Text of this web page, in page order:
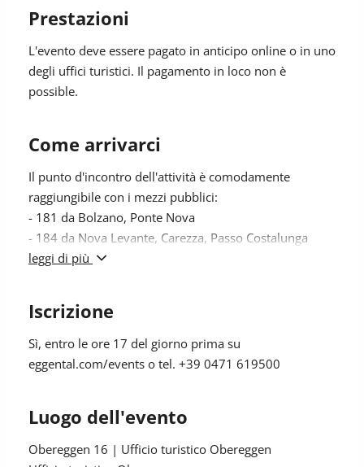
Prestazioni
L'evento deve essere pagato in anticipo online o in uno
degli uffici turistici. Il pagamento in loco non è
possible.
Come arrivarci
Il punto d'incontro dell'attività è comodamente
raggiungibile con i mezzi pubblici:
- 181 da Bolzano, Ponte Nova
- 184 da Nova Levante, Carezza, Passo Costalunga
- 184 da Pietralba, Monte San Pietro, Nova Ponente,
cambio linea 181 o 184
Fermata: Obereggen, Obereggen
ricerca dell'orario online sul sito:AltoAdige Mobilità
Destinazione: Obereggen uffico turistico
Parcheggio: Obereggen
Punto di ritrovo:Uffico turistico Obereggen
leggi di più
Iscrizione
Sì, entro le ore 17 del giorno prima su
eggental.com/events o tel. +39 0471 619500
Luogo dell'evento
Obereggen 16 | Ufficio turistico Obereggen